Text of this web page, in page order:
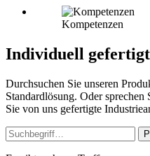
Kompetenzen
Individuell
Durchsuchen Sie unseren
Standardlösung. Oder
Sie von uns gefertigte